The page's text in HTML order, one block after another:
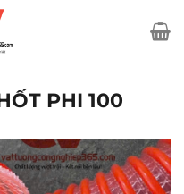
PHI 100